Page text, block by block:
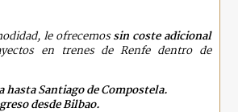
le ofrecemossin coste adicional
en trenes de Renfe dentro de
hasta Santiago de Compostela.
desde Bilbao.